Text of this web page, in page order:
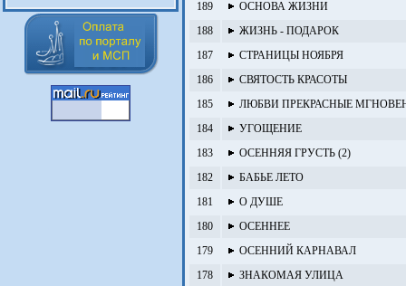
189
ОСНОВА ЖИЗНИ
188
ЖИЗНЬ - ПОДАРОК
187
СТРАНИЦЫ НОЯБРЯ
186
СВЯТОСТЬ КРАСОТЫ
185
ЛЮБВИ ПРЕКРАСНЫЕ
184
УГОЩЕНИЕ
183
ОСЕННЯЯ ГРУСТЬ (2)
182
БАБЬЕ ЛЕТО
181
О ДУШЕ
180
ОСЕННЕЕ
179
ОСЕННИЙ КАРНАВАЛ
178
ЗНАКОМАЯ УЛИЦА